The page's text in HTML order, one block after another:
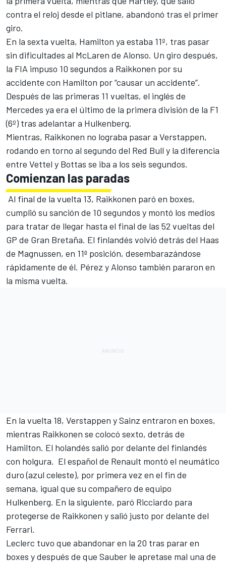
contra el reloj desde el pitlane, abandonó tras el primer
giro.
En la sexta vuelta, Hamilton ya estaba 11º, tras pasar
sin dificultades al McLaren de Alonso. Un giro después,
la FIA impuso 10 segundos a Raikkonen por su
accidente con Hamilton por “causar un accidente”.
Después de las primeras 11 vueltas, el inglés de
Mercedes ya era el último de la primera división de la F1
(6º) tras adelantar a Hulkenberg.
Mientras, Raikkonen no lograba pasar a Verstappen,
rodando en torno al segundo del Red Bull y la diferencia
entre Vettel y Bottas se iba a los seis segundos.
Comienzan las paradas
Al final de la vuelta 13, Raikkonen paró en boxes,
cumplió su sanción de 10 segundos y montó los medios
para tratar de llegar hasta el final de las 52 vueltas del
GP de Gran Bretaña. El finlandés volvió detrás del Haas
de Magnussen, en 11ª posición, desembarazándose
rápidamente de él. Pérez y Alonso también pararon en
la misma vuelta.
En la vuelta 18, Verstappen ySainz entraron en boxes,
mientras Raikkonen se colocó sexto, detrás de
Hamilton. El holandés salió por delante del finlandés
con holgura. El español de Renault montó el neumático
duro (azul celeste), por primera vez en el fin de
semana, igual que su compañero de equipo
Hulkenberg. En la siguiente, paró Ricciardo para
protegerse de Raikkonen y salió justo por delante del
Ferrari.
Leclerc tuvo que abandonar en la 20 tras parar en
boxes y después de que Sauber le apretase mal una de